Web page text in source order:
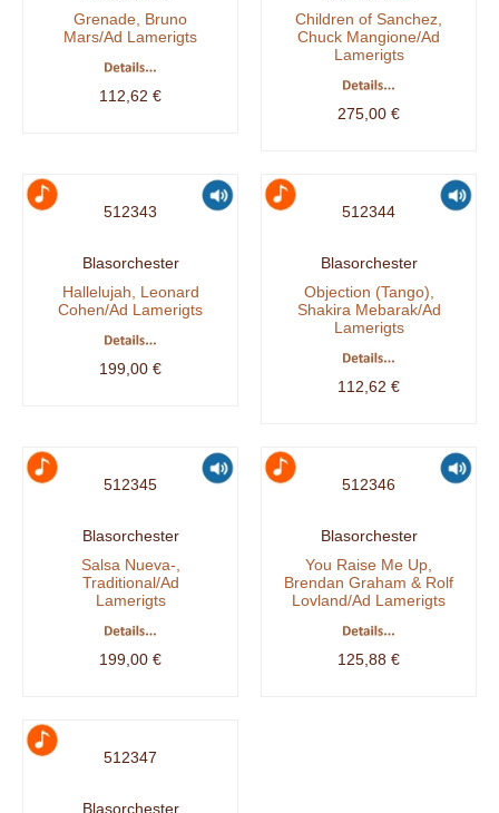
Grenade, Bruno
Mars/Ad Lamerigts
112,62 €
Children of Sanchez,
Chuck Mangione/Ad
Lamerigts
275,00 €
512343
Blasorchester
Hallelujah, Leonard
Cohen/Ad Lamerigts
199,00 €
512344
Blasorchester
Objection (Tango),
Shakira Mebarak/Ad
Lamerigts
112,62 €
512345
Blasorchester
Salsa Nueva-,
Traditional/Ad
Lamerigts
199,00 €
512346
Blasorchester
You Raise Me Up,
Brendan Graham & Rolf
Lovland/Ad Lamerigts
125,88 €
512347
Blasorchester